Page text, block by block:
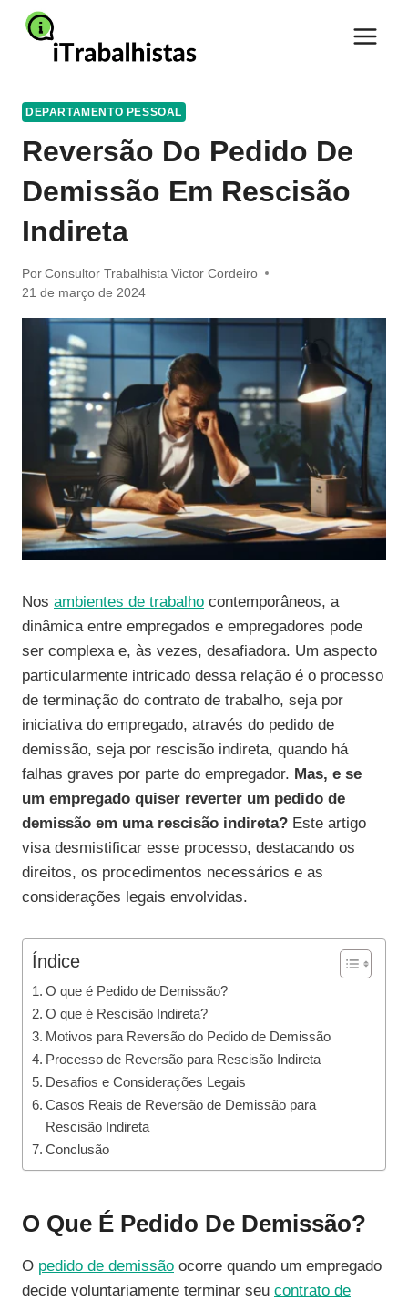
Pular
para
DEPARTAMENTO PESSOAL
Reversão Do Pedido De
Demissão Em Rescisão
Indireta
Por Consultor Trabalhista Victor Cordeiro
21 de março de 2024
Nos ambientes de trabalho contemporâneos, a
dinâmica entre empregados e empregadores pode
ser complexa e, às vezes, desafiadora. Um aspecto
particularmente intricado dessa relação é o processo
de terminação do contrato de trabalho, seja por
iniciativa do empregado, através do pedido de
demissão, seja por rescisão indireta, quando há
falhas graves por parte do empregador. Mas, e se
um empregado quiser reverter um pedido de
demissão em uma rescisão indireta? Este artigo
visa desmistificar esse processo, destacando os
direitos, os procedimentos necessários e as
considerações legais envolvidas.
Índice
O que é Pedido de Demissão?
O que é Rescisão Indireta?
Motivos para Reversão do Pedido de Demissão
Processo de Reversão para Rescisão Indireta
Desafios e Considerações Legais
Casos Reais de Reversão de Demissão para
Rescisão Indireta
Conclusão
O Que É Pedido De Demissão?
O pedido de demissão ocorre quando um empregado
decide voluntariamente terminar seu contrato de